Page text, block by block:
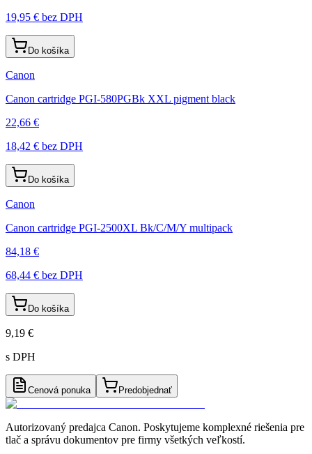
19,95 € bez DPH
Do košíka
Canon
Canon cartridge PGI-580PGBk XXL pigment black
22,66 €
18,42 € bez DPH
Do košíka
Canon
Canon cartridge PGI-2500XL Bk/C/M/Y multipack
84,18 €
68,44 € bez DPH
Do košíka
9,19 €
s DPH
Cenová ponuka Predobjednať
Autorizovaný predajca Canon. Poskytujeme komplexné riešenia pre
tlač a správu dokumentov pre firmy všetkých veľkostí.